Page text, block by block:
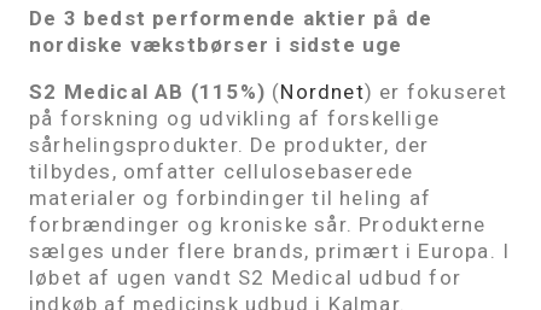
De 3 bedst performende aktier på de
nordiske vækstbørser i sidste uge
S2 Medical AB (115%) (Nordnet) er fokuseret
på forskning og udvikling af forskellige
sårhelingsprodukter. De produkter, der
tilbydes, omfatter cellulosebaserede
materialer og forbindinger til heling af
forbrændinger og kroniske sår. Produkterne
sælges under flere brands, primært i Europa. I
løbet af ugen vandt S2 Medical udbud for
indkøb af medicinsk udbud i Kalmar.